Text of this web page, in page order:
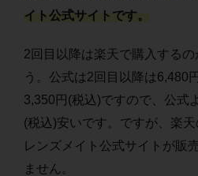
イト公式サイトです。
2回目以降は楽天で購入する
う。公式は2回目以降は6,480
3,350円(税込)ですので、公式
(税込)安いです。ですが、楽
レンズメイト公式サイトが販
ません。